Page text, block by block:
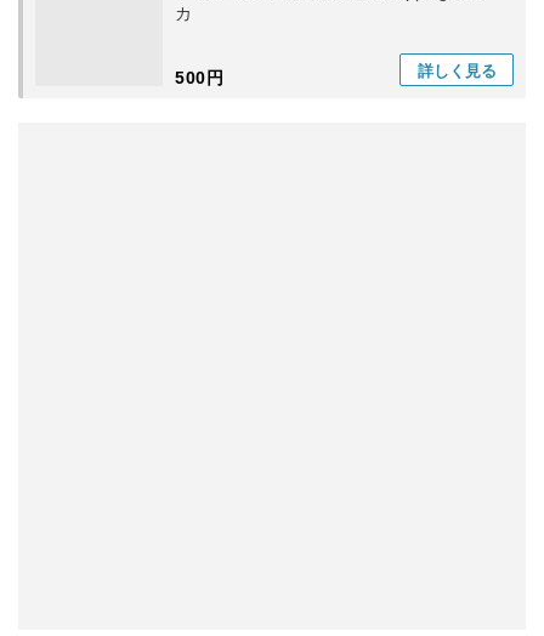
カ
500円 詳しく 見る